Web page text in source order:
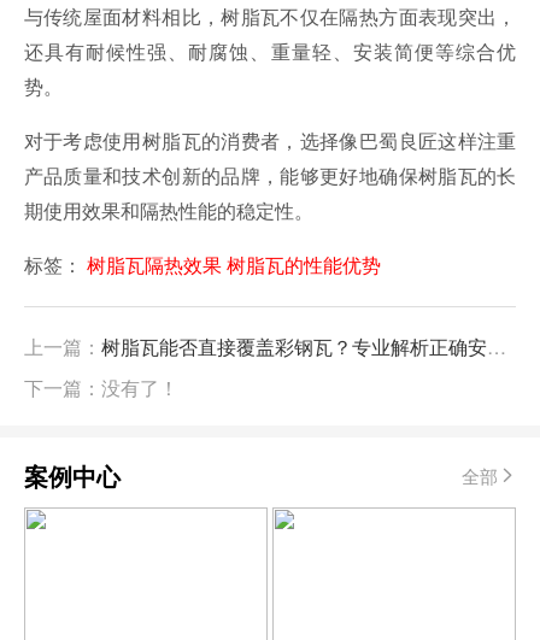
与传统屋面材料相比，树脂瓦不仅在隔热方面表现突出，
还具有耐候性强、耐腐蚀、重量轻、安装简便等综合优
势。
对于考虑使用树脂瓦的消费者，选择像巴蜀良匠这样注重
产品质量和技术创新的品牌，能够更好地确保树脂瓦的长
期使用效果和隔热性能的稳定性。
标签： 树脂瓦隔热效果树脂瓦的性能优势
上一篇： 树脂瓦能否直接覆盖彩钢瓦？专业解析正确安装方法与品牌选择
下一篇：没有了！
案例中心 全部